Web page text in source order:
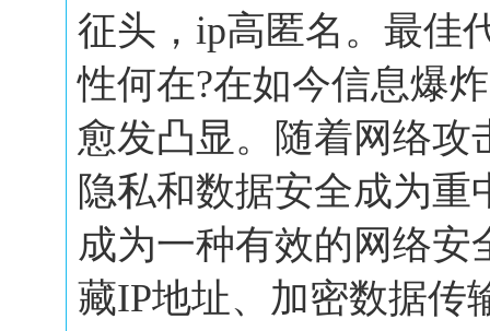
征头，ip高匿名。最佳
性何在?在如今信息爆
愈发凸显。随着网络攻
隐私和数据安全成为
成为一种有效的网络
藏IP地址、加密数据传